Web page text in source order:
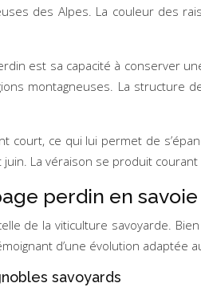
des Alpes. La couleur des
est sa capacité à conserver
montagneuses. La structure
court, ce qui lui permet de
juin. La véraison se produit
perdin en savoie
de la viticulture savoyarde.
d’une évolution adaptée
savoyards